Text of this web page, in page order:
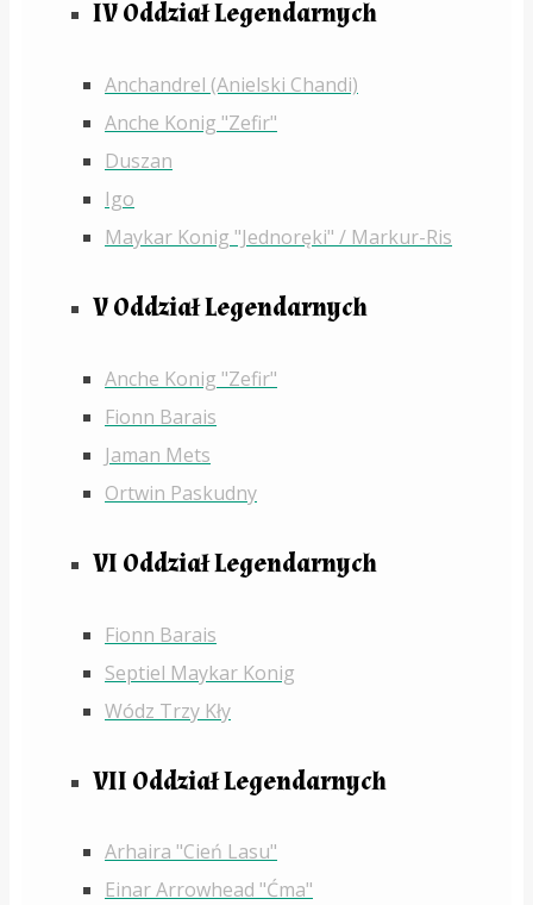
IV Oddział Legendarnych
Anchandrel (Anielski Chandi)
Anche Konig "Zefir"
Duszan
Igo
Maykar Konig "Jednoręki" / Markur-Ris
V Oddział Legendarnych
Anche Konig "Zefir"
Fionn Barais
Jaman Mets
Ortwin Paskudny
VI Oddział Legendarnych
Fionn Barais
Septiel Maykar Konig
Wódz Trzy Kły
VII Oddział Legendarnych
Arhaira "Cień Lasu"
Einar Arrowhead "Ćma"